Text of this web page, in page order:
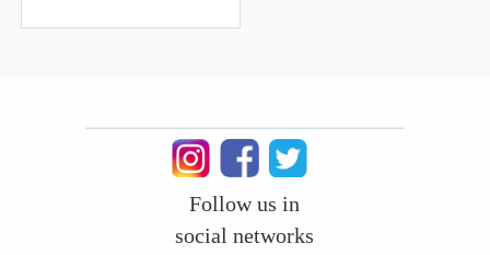
Follow us in
social networks